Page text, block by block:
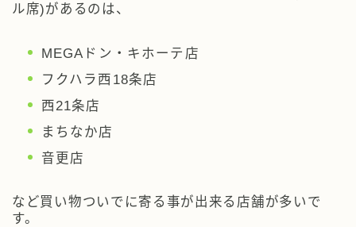
ル席)があるのは、
MEGAドン・キホーテ店
フクハラ西18条店
西21条店
まちなか店
音更店
など買い物ついでに寄る事が出来る店舗が多いで
す。